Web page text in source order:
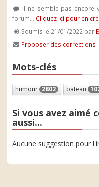
Il ne semble pas encore
forum... Cliquez ici pour en
Soumis le 21/01/2022 par
Proposer des corrections
Mots-clés
humour 2802 bateau
Si vous avez aimé
aussi...
Aucune suggestion pour